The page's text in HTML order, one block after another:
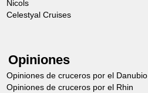
Nicols
Celestyal Cruises
Opiniones
Opiniones de cruceros por el Danubio
Opiniones de cruceros por el Rhin